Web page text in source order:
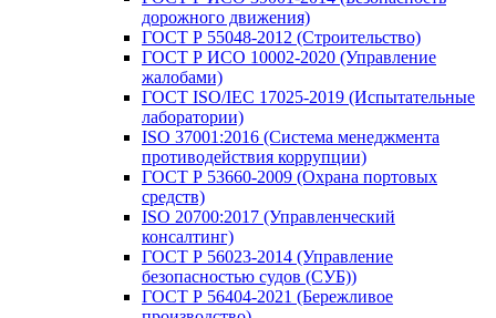
дорожного движения)
ГОСТ Р 55048-2012 (Строительство)
ГОСТ Р ИСО 10002-2020 (Управление
жалобами)
ГОСТ ISO/IEC 17025-2019 (Испытательные
лаборатории)
ISO 37001:2016 (Система менеджмента
противодействия коррупции)
ГОСТ Р 53660-2009 (Охрана портовых
средств)
ISO 20700:2017 (Управленческий
консалтинг)
ГОСТ Р 56023-2014 (Управление
безопасностью судов (СУБ))
ГОСТ Р 56404-2021 (Бережливое